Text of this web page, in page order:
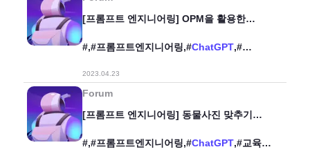
[프롬프트 엔지니어링] OPM을 활용한
#,#프롬프트엔지니어링,#ChatGPT,#
산업공학,#OPM,#업무효율화,#보고서,#
2023.04.23
Forum
[프롬프트 엔지니어링] 동물사진 맞추기
#,#프롬프트엔지니어링,#ChatGPT,#교육,#